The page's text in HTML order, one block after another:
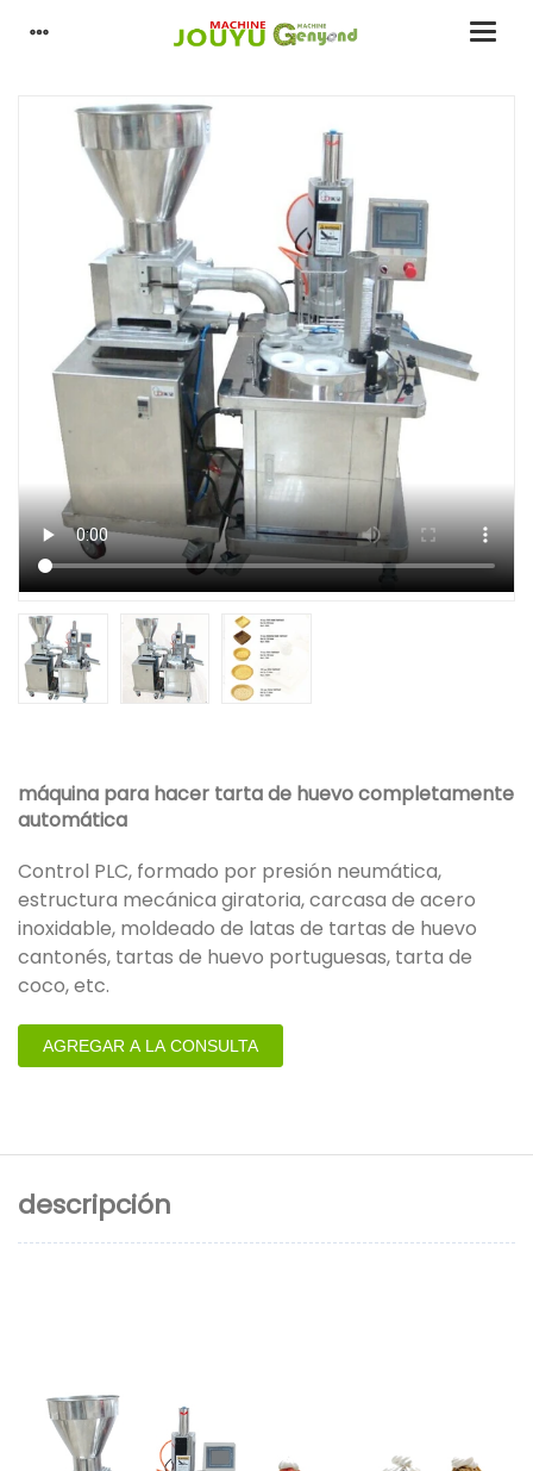
máquina para hacer tarta de huevo completamente
automática
Control PLC, formado por presión neumática,
estructura mecánica giratoria, carcasa de acero
inoxidable, moldeado de latas de tartas de huevo
cantonés, tartas de huevo portuguesas, tarta de
coco, etc.
AGREGAR A LA CONSULTA
descripción